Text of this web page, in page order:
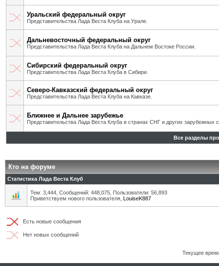
Уральский федеральный округ
Представительства Лада Веста Клуба на Урале.
Дальневосточный федеральный округ
Представительства Лада Веста Клуба на Дальнем Востоке России.
Сибирский федеральный округ
Представительства Лада Веста Клуба в Сибири.
Северо-Кавказский федеральный округ
Представительства Лада Веста Клуба на Кавказе.
Ближнее и Дальнее зарубежье
Представительства Лада Веста Клуба в странах СНГ и других зарубежных
Все разделы
Кто на форуме
Статистика Лада Веста Клуб
Тем: 3,444, Сообщений: 448,075, Пользователи: 56,893
Приветствуем нового пользователя, LouiseK887
Есть новые сообщения
Нет новых сообщений
Текущее